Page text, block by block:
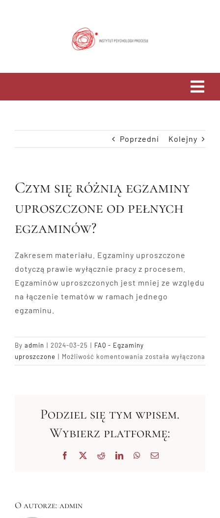
O Nas
Studia
Psychoterapia i Rozwój
Kontakt
Poprzedni Kolejny
Czym się różnią egzaminy
uproszczone od pełnych
egzaminów?
Zakresem materiału. Egzaminy uproszczone
dotyczą prawie wyłącznie pracy z procesem.
Egzaminów uproszczonych jest mniej ze względu
na łączenie tematów w ramach jednego
egzaminu.
By admin | 2024-03-25 | FAQ - Egzaminy
uproszczone | Możliwość komentowania Czym
się
od
egzaminów?
została wyłączona
Podziel się tym wpisem.
Wybierz platformę:
Facebook Reddit LinkedInWhatsApp
O autorze: admin